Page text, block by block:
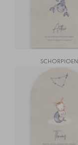
SCHORPIOEN